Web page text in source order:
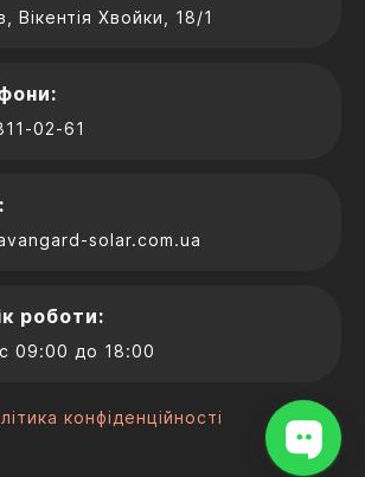
Вікентія Хвойки, 18/1
02-61
solar.com.ua
роботи:
09:00 до 18:00
конфіденційності